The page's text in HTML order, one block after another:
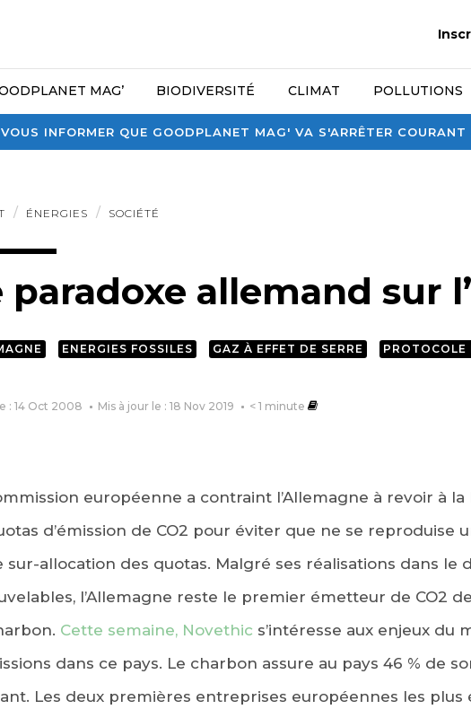
INFORMER QUE GOODPLANET MAG' VA S'ARRÊTER
MAG’ BIODIVERSITÉ CLIMAT POLLUTIONS
ÉNERGIES SOCIÉTÉ
paradoxe allemand sur
ENERGIES FOSSILES GAZ À EFFET DE SERRE PROTOCOLE
: 14 Oct 2008 Mis à jour le : 18 Nov 2019 < 1 minute
européenne a contraint l’Allemagne à revoir à la
d’émission de CO2 pour éviter que ne se reproduise
sur-allocation des quotas. Malgré ses réalisations dans le
l’Allemagne reste le premier émetteur de CO2
Cette semaine, Novethic s’intéresse aux enjeux du
dans ce pays. Le charbon assure au pays 46 % de
Les deux premières entreprises européennes les